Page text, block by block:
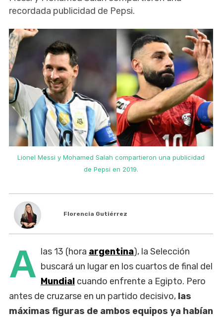
recordada publicidad de Pepsi.
Lionel Messi y Mohamed Salah compartieron una publicidad
de Pepsi en 2019.
Florencia Gutiérrez
A las 13 (hora argentina), la Selección
buscará un lugar en los cuartos de final del
Mundial cuando enfrente a Egipto. Pero
antes de cruzarse en un partido decisivo, las
máximas figuras de ambos equipos ya habían